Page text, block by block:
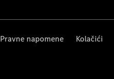
Pravne napomene Kolačići